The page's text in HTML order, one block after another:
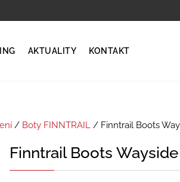
AKTUALITY KONTAKT
/ Boty FINNTRAIL / Finntrail Boots
Finntrail Boots Wayside